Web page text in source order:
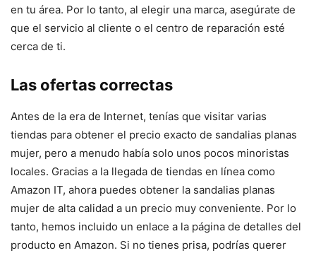
en tu área. Por lo tanto, al elegir una marca, asegúrate de
que el servicio al cliente o el centro de reparación esté
cerca de ti.
Las ofertas correctas
Antes de la era de Internet, tenías que visitar varias
tiendas para obtener el precio exacto de sandalias planas
mujer, pero a menudo había solo unos pocos minoristas
locales. Gracias a la llegada de tiendas en línea como
Amazon IT, ahora puedes obtener la sandalias planas
mujer de alta calidad a un precio muy conveniente. Por lo
tanto, hemos incluido un enlace a la página de detalles del
producto en Amazon. Si no tienes prisa, podrías querer